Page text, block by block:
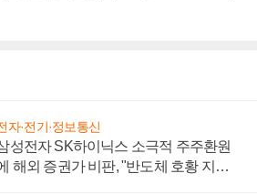
자·전기·정보통신
성전자 SK하이닉스 소극적 주주환원
해외 증권가 비판, "반도체 호황 지속